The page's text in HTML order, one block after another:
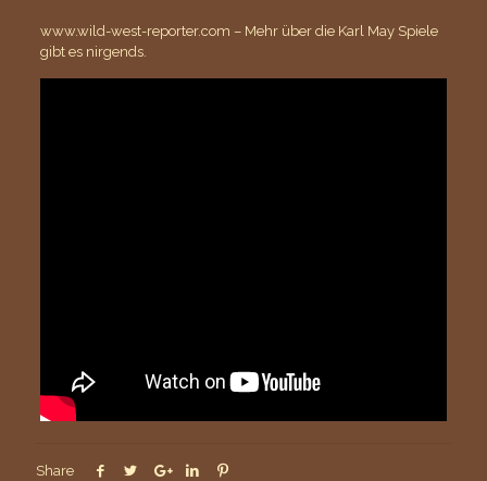
www.wild-west-reporter.com – Mehr über die Karl May Spiele
gibt es nirgends.
Share